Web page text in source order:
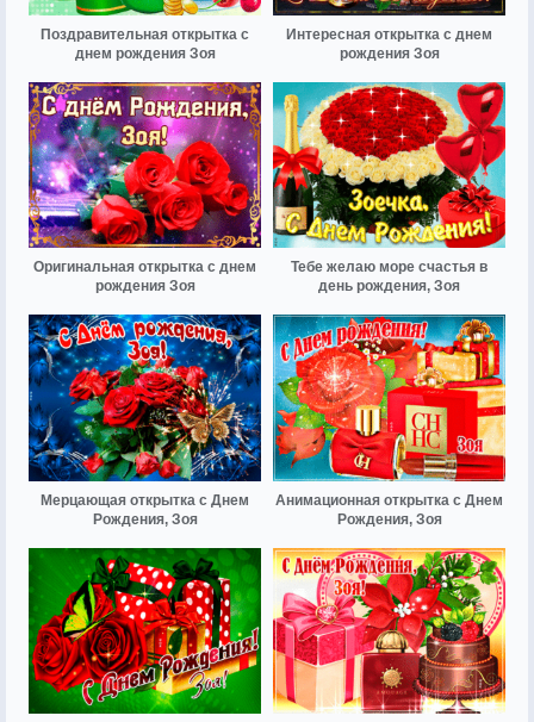
Поздравительная открытка с
днем рождения Зоя
Интересная открытка с днем
рождения Зоя
Оригинальная открытка с днем
рождения Зоя
Тебе желаю море счастья в
день рождения, Зоя
Мерцающая открытка с Днем
Рождения, Зоя
Анимационная открытка с Днем
Рождения, Зоя